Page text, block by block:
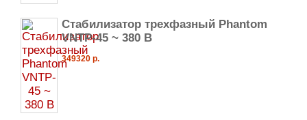
Стабилизатор трехфазный Phantom
VNTP-45 ~ 380 В
349320 р.